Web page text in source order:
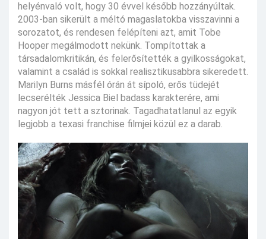
helyénvaló volt, hogy 30 évvel később hozzányúltak.
2003-ban sikerült a méltó magaslatokba visszavinni a
sorozatot, és rendesen felépíteni azt, amit Tobe
Hooper megálmodott nekünk. Tompítottak a
társadalomkritikán, és felerősítették a gyilkosságokat,
valamint a család is sokkal realisztikusabbra sikeredett.
Marilyn Burns másfél órán át sípoló, erős tüdejét
lecserélték Jessica Biel badass karakterére, ami
nagyon jót tett a sztorinak. Tagadhatatlanul az egyik
legjobb a texasi franchise filmjei közül ez a darab.